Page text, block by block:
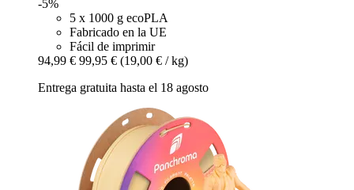
-5%
5 x 1000 g ecoPLA
Fabricado en la UE
Fácil de imprimir
94,99 € 99,95 € (19,00 € / kg)
Entrega gratuita hasta el 18 agosto